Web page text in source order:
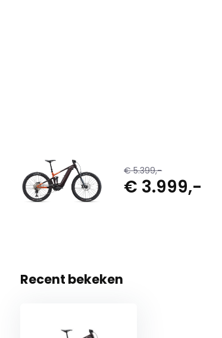
€ 5.399,-
€ 3.999,-
Recent bekeken